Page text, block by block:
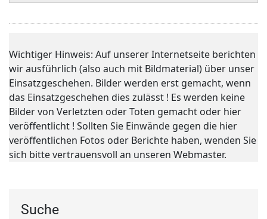
Wichtiger Hinweis: Auf unserer Internetseite berichten
wir ausführlich (also auch mit Bildmaterial) über unser
Einsatzgeschehen. Bilder werden erst gemacht, wenn
das Einsatzgeschehen dies zulässt ! Es werden keine
Bilder von Verletzten oder Toten gemacht oder hier
veröffentlicht ! Sollten Sie Einwände gegen die hier
veröffentlichen Fotos oder Berichte haben, wenden Sie
sich bitte vertrauensvoll an unseren Webmaster.
Suche